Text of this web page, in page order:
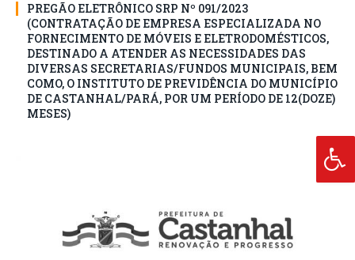
PREGÃO ELETRÔNICO SRP Nº 091/2023
(CONTRATAÇÃO DE EMPRESA ESPECIALIZADA NO
FORNECIMENTO DE MÓVEIS E ELETRODOMÉSTICOS,
DESTINADO A ATENDER AS NECESSIDADES DAS
DIVERSAS SECRETARIAS/FUNDOS MUNICIPAIS, BEM
COMO, O INSTITUTO DE PREVIDÊNCIA DO MUNICÍPIO
DE CASTANHAL/PARÁ, POR UM PERÍODO DE 12(DOZE)
MESES)